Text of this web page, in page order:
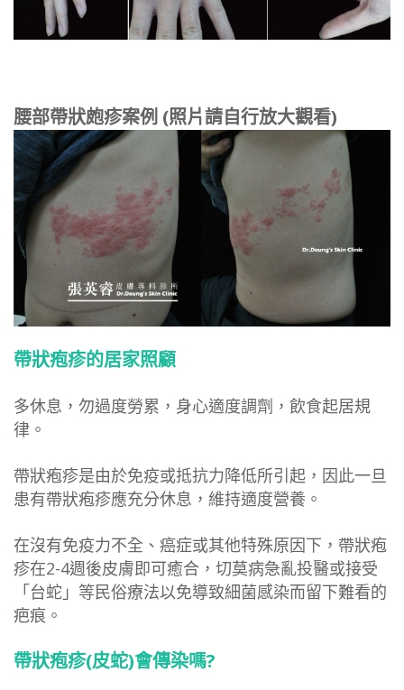
腰部帶狀皰疹案例 (照片請自行放大觀看)
帶狀疱疹的居家照顧
多休息，勿過度勞累，身心適度調劑，飲食起居規
律。
帶狀疱疹是由於免疫或抵抗力降低所引起，因此一旦
患有帶狀疱疹應充分休息，維持適度營養。
在沒有免疫力不全、癌症或其他特殊原因下，帶狀疱
疹在2-4週後皮膚即可癒合，切莫病急亂投醫或接受
「台蛇」等民俗療法以免導致細菌感染而留下難看的
疤痕。
帶狀疱疹(皮蛇)會傳染嗎?